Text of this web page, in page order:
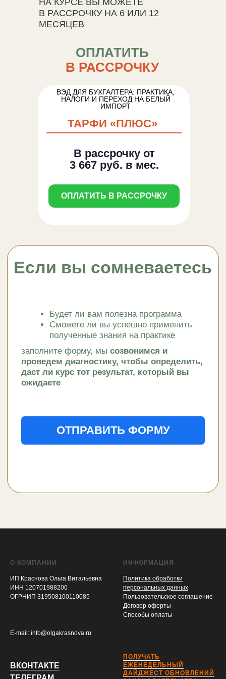
ОПЛАТИТЬ
В РАССРОЧКУ
В рассрочку от
3 667 руб. в мес.
ОПЛАТИТЬ В РАССРОЧКУ
ТАРФИ «ПЛЮС»
НА КУРСЕ ВЫ МОЖЕТЕ
В РАССРОЧКУ НА 6 ИЛИ 12
МЕСЯЦЕВ
ВЭД ДЛЯ БУХГАЛТЕРА: ПРАКТИКА,
НАЛОГИ И ПЕРЕХОД НА БЕЛЫЙ
ИМПОРТ
О КОМПАНИИ
ИП Краснова Ольга Витальевна
ИНН 120701988200
ОГРНИП 319508100110085
E-mail: info@olgakrasnova.ru
ИНФОРМАЦИЯ
Политика обработки
персональных данных
Пользовательское соглашение
Договор оферты
Способы оплаты
ВКОНТАКТЕ
ПОЛУЧАТЬ
ЕЖЕНЕДЕЛЬНЫЙ
ДАЙДЖЕСТ ОБНОВЛЕНИЙ